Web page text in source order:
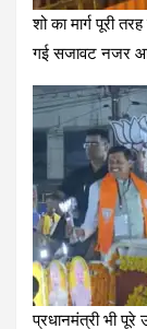
शो का मार्ग पूरी
गई सजावट नजर आ
प्रधानमंत्री भी